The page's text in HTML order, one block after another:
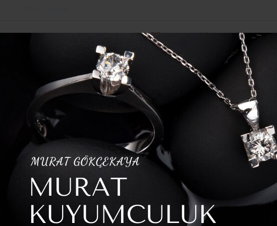
POLITIKA SPOR HABER ARŞIV
Çeşme’nin Yerel Değerlerine Tarımsal Destek
Ünal
senemunal@egeozgurhaber.com.tr
YAZARIN TÜM YAZILARI
SEÇİME DOĞRU SON VİRAJ